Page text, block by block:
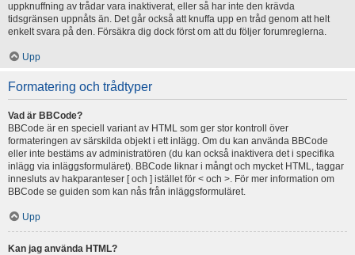
uppknuffning av trådar vara inaktiverat, eller så har inte den krävda
tidsgränsen uppnåts än. Det går också att knuffa upp en tråd genom att helt
enkelt svara på den. Försäkra dig dock först om att du följer forumreglerna.
Upp
Formatering och trådtyper
Vad är BBCode?
BBCode är en speciell variant av HTML som ger stor kontroll över
formateringen av särskilda objekt i ett inlägg. Om du kan använda BBCode
eller inte bestäms av administratören (du kan också inaktivera det i specifika
inlägg via inläggsformuläret). BBCode liknar i mångt och mycket HTML, taggar
innesluts av hakparanteser [ och ] istället för < och >. För mer information om
BBCode se guiden som kan nås från inläggsformuläret.
Upp
Kan jag använda HTML?